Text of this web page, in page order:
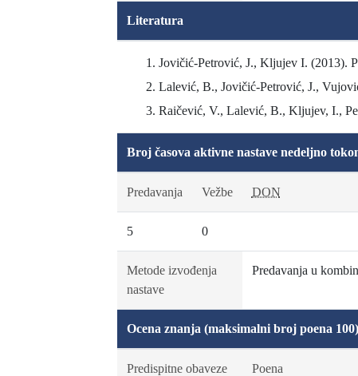
Literatura
Jovičić-Petrović, J., Kljujev I. (2013).
Lalević, B., Jovičić-Petrović, J.,
Raičević, V., Lalević, B., Kljujev, I.,
Broj časova aktivne nastave nedeljno
Predavanja Vežbe DON
5 0
Metode izvođenja
nastave
Predavanja u
Ocena znanja (maksimalni broj poena 100)
Predispitne obaveze Poena